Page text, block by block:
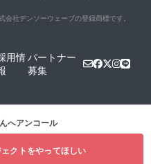
会社デンソーウェーブの登録商標です。
用情パートナー
募集
へアンコール
クトをやってほしい